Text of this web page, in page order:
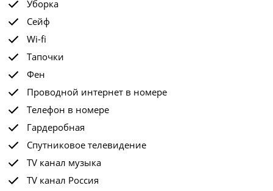
Уборка
Сейф
Wi-fi
Тапочки
Фен
Проводной интернет в номере
Телефон в номере
Гардеробная
Спутниковое телевидение
TV канал музыка
TV канал Россия